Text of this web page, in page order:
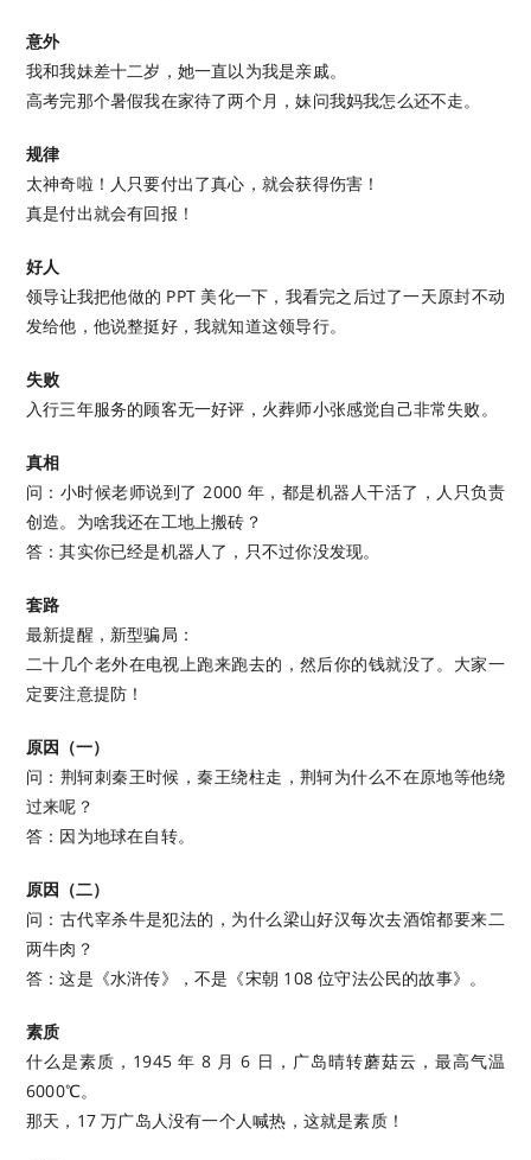
意外
我和我妹差十二岁，她一直以为我是亲戚。
高考完那个暑假我在家待了两个月，妹问我妈我怎么还不走。
规律
太神奇啦！人只要付出了真心，就会获得伤害！
真是付出就会有回报！
好人
领导让我把他做的 PPT 美化一下，我看完之后过了一天原封不动
发给他，他说整挺好，我就知道这领导行。
失败
入行三年服务的顾客无一好评，火葬师小张感觉自己非常失败。
真相
问：小时候老师说到了 2000 年，都是机器人干活了，人只负责
创造。为啥我还在工地上搬砖？
答：其实你已经是机器人了，只不过你没发现。
套路
最新提醒，新型骗局：
二十几个老外在电视上跑来跑去的，然后你的钱就没了。大家一
定要注意提防！
原因（一）
问：荆轲刺秦王时候，秦王绕柱走，荆轲为什么不在原地等他绕
过来呢？
答：因为地球在自转。
原因（二）
问：古代宰杀牛是犯法的，为什么梁山好汉每次去酒馆都要来二
两牛肉？
答：这是《水浒传》，不是《宋朝 108 位守法公民的故事》。
素质
什么是素质，1945 年 8 月 6 日，广岛晴转蘑菇云，最高气温
6000℃。
那天，17 万广岛人没有一个人喊热，这就是素质！